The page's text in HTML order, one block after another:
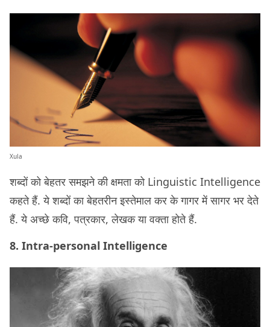
Xula
शब्दों को बेहतर समझने की क्षमता को Linguistic Intelligence
कहते हैं. ये शब्दों का बेहतरीन इस्तेमाल कर के गागर में सागर भर देते
हैं. ये अच्छे कवि, पत्रकार, लेखक या वक्ता होते हैं.
8. Intra-personal Intelligence